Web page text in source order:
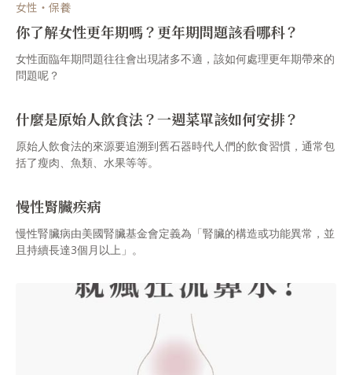
女性・保養
你了解女性更年期嗎？更年期問題該看哪科？
女性面臨年期問題往往會出現諸多不適，該如何處理更年期帶來的
問題呢？
什麼是原始人飲食法？一週菜單該如何安排？
原始人飲食法的來源要追溯到舊石器時代人們的飲食習慣，通常包
括了瘦肉、魚類、水果等等。
慢性腎臟疾病
慢性腎臟病由美國腎臟基金會定義為「腎臟的構造或功能異常，並
且持續長達3個月以上」。